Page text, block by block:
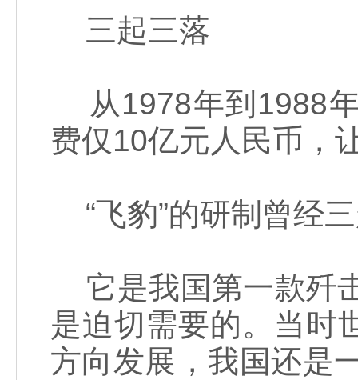
三起三落
从1978年到1988
费仅10亿元人民币，
“飞豹”的研制曾经
它是我国第一款歼
是迫切需要的。当时
方向发展，我国还是